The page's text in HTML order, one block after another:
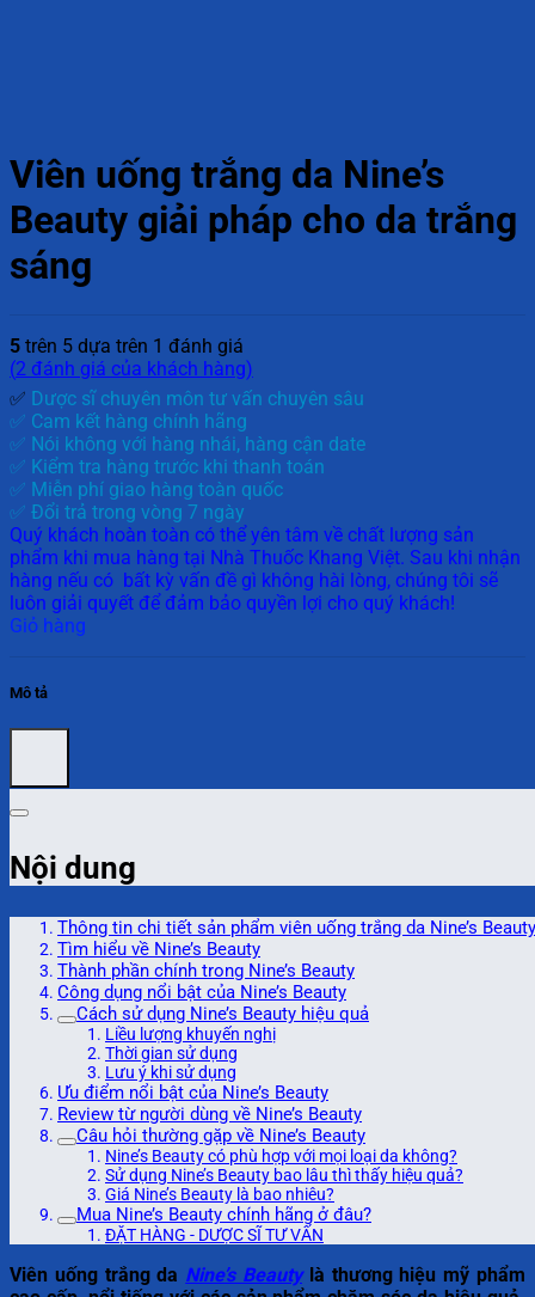
Viên uống trắng da Nine’s
Beauty giải pháp cho da trắng
sáng
5 trên 5 dựa trên 1 đánh giá
(2 đánh giá của khách hàng)
✅ Dược sĩ chuyên môn tư vấn chuyên sâu
✅ Cam kết hàng chính hãng
✅ Nói không với hàng nhái, hàng cận date
✅ Kiểm tra hàng trước khi thanh toán
✅ Miễn phí giao hàng toàn quốc
✅ Đổi trả trong vòng 7 ngày
Quý khách hoàn toàn có thể yên tâm về chất lượng sản
phẩm khi mua hàng tại Nhà Thuốc Khang Việt. Sau khi nhận
hàng nếu có bất kỳ vấn đề gì không hài lòng, chúng tôi sẽ
luôn giải quyết để đảm bảo quyền lợi cho quý khách!
Giỏ hàng
Mô tả
Nội dung
Thông tin chi tiết sản phẩm viên uống trắng da Nine’s Beauty
Tìm hiểu về Nine’s Beauty
Thành phần chính trong Nine’s Beauty
Công dụng nổi bật của Nine’s Beauty
Cách sử dụng Nine’s Beauty hiệu quả
Liều lượng khuyến nghị
Thời gian sử dụng
Lưu ý khi sử dụng
Ưu điểm nổi bật của Nine’s Beauty
Review từ người dùng về Nine’s Beauty
Câu hỏi thường gặp về Nine’s Beauty
Nine’s Beauty có phù hợp với mọi loại da không?
Sử dụng Nine’s Beauty bao lâu thì thấy hiệu quả?
Giá Nine’s Beauty là bao nhiêu?
Mua Nine’s Beauty chính hãng ở đâu?
ĐẶT HÀNG - DƯỢC SĨ TƯ VẤN
Viên uống trắng da Nine’s Beautylà thương hiệu mỹ phẩm